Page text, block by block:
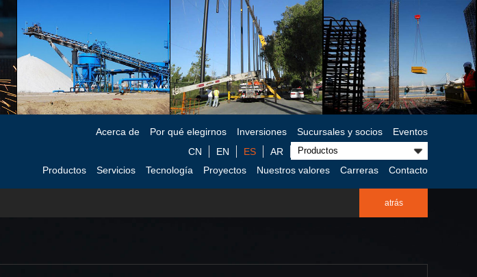
Acerca de Por qué elegirnos Inversiones Sucursales y socios
Eventos
AR
ES
EN
CN
Productos
Servicios Tecnología Proyectos Nuestros valores Carreras Contacto
atrás